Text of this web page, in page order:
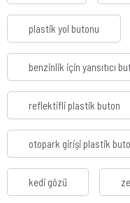
plastik yol butonu
benzinlik için yansıtıcı
reflektifli plastik buton
otopark girişi plastik
kedi gözü